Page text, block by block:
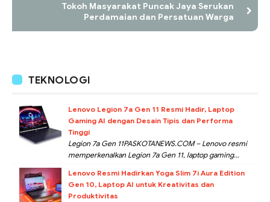
Tokoh Masyarakat Puncak Jaya Serukan
Perdamaian dan Persatuan Warga
TEKNOLOGI
Lenovo Legion 7a Gen 11 Resmi Hadir, Laptop
Gaming AI dengan Desain Tipis dan Performa
Tinggi
Legion 7a Gen 11PASKOTANEWS.COM – Lenovo resmi
memperkenalkan Legion 7a Gen 11, laptop gaming...
Lenovo Resmi Hadirkan Yoga Slim 7i Aura Edition
Gen 10, Laptop AI untuk Kreativitas dan
Produktivitas